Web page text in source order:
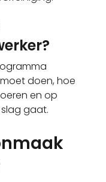
doen, hoe
en op
gaat.